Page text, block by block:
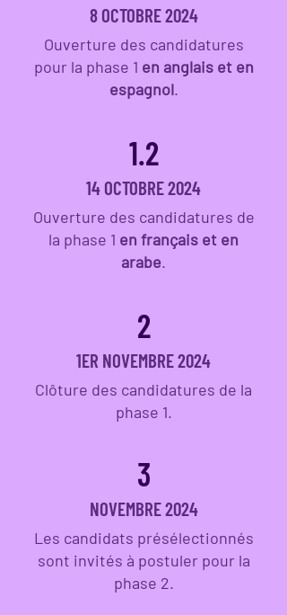
8 OCTOBRE 2024
Ouverture des candidatures
pour la phase 1 en anglais et en
espagnol.
1.2
14 OCTOBRE 2024
Ouverture des candidatures de
la phase 1 en français et en
arabe.
2
1ER NOVEMBRE 2024
Clôture des candidatures de la
phase 1.
3
NOVEMBRE 2024
Les candidats présélectionnés
sont invités à postuler pour la
phase 2.